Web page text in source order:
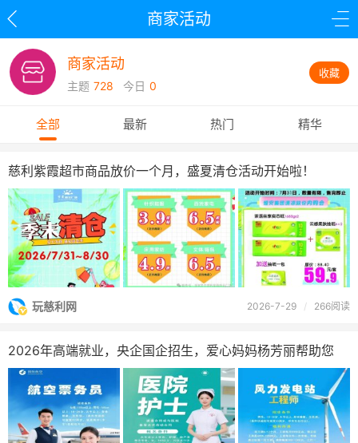
商家活动
商家活动
主题 728 今日 0
收藏
全部 最新 热门 精华
慈利紫霞超市商品放价一个月，盛夏清仓活动开始啦！
玩慈利网 2026-7-29 / 266阅读
2026年高端就业，央企国企招生，爱心妈妈杨芳丽帮助您